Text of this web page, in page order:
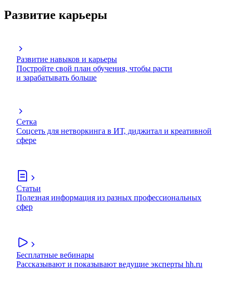
Развитие карьеры
Развитие навыков и карьеры
Постройте свой план обучения, чтобы расти
и зарабатывать больше
Сетка
Соцсеть для нетворкинга в ИТ, диджитал и креативной
сфере
Статьи
Полезная информация из разных профессиональных
сфер
Бесплатные вебинары
Рассказывают и показывают ведущие эксперты hh.ru